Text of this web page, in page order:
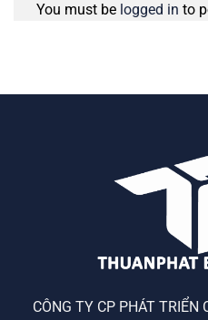
You must be logged in to
CÔNG TY CP PHÁT TRIỂN